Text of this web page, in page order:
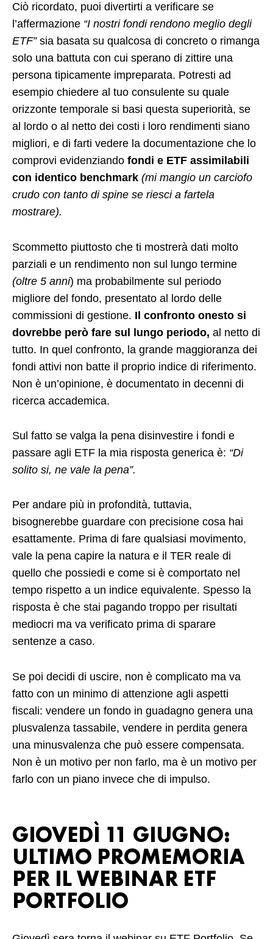
Ciò ricordato, puoi divertirti a verificare se
l’affermazione “I nostri fondi rendono meglio degli
ETF”sia basata su qualcosa di concreto o rimanga
solo una battuta con cui sperano di zittire una
persona tipicamente impreparata. Potresti ad
esempio chiedere al tuo consulente su quale
orizzonte temporale si basi questa superiorità, se
al lordo o al netto dei costi i loro rendimenti siano
migliori, e di farti vedere la documentazione che lo
comprovi evidenziando fondi e ETF assimilabili
con identico benchmark (mi mangio un carciofo
crudo con tanto di spine se riesci a fartela
mostrare).
Scommetto piuttosto che ti mostrerà dati molto
parziali e un rendimento non sul lungo termine
(oltre 5 anni) ma probabilmente sul periodo
migliore del fondo, presentato al lordo delle
commissioni di gestione. Il confronto onesto si
dovrebbe però fare sul lungo periodo, al netto di
tutto. In quel confronto, la grande maggioranza dei
fondi attivi non batte il proprio indice di riferimento.
Non è un’opinione, è documentato in decenni di
ricerca accademica.
Sul fatto se valga la pena disinvestire i fondi e
passare agli ETF la mia risposta generica è: “Di
solito si, ne vale la pena”.
Per andare più in profondità, tuttavia,
bisognerebbe guardare con precisione cosa hai
esattamente. Prima di fare qualsiasi movimento,
vale la pena capire la natura e il TER reale di
quello che possiedi e come si è comportato nel
tempo rispetto a un indice equivalente. Spesso la
risposta è che stai pagando troppo per risultati
mediocri ma va verificato prima di sparare
sentenze a caso.
Se poi decidi di uscire, non è complicato ma va
fatto con un minimo di attenzione agli aspetti
fiscali: vendere un fondo in guadagno genera una
plusvalenza tassabile, vendere in perdita genera
una minusvalenza che può essere compensata.
Non è un motivo per non farlo, ma è un motivo per
farlo con un piano invece che di impulso.
GIOVEDÌ 11 GIUGNO:
ULTIMO PROMEMORIA
PER IL WEBINAR ETF
PORTFOLIO